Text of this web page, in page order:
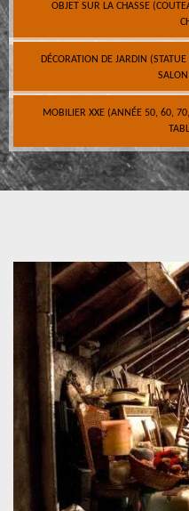
OBJET SUR LA CHASSE
DÉCORATION DE JARDIN
MOBILIER XXE (ANNÉE 50, 60,